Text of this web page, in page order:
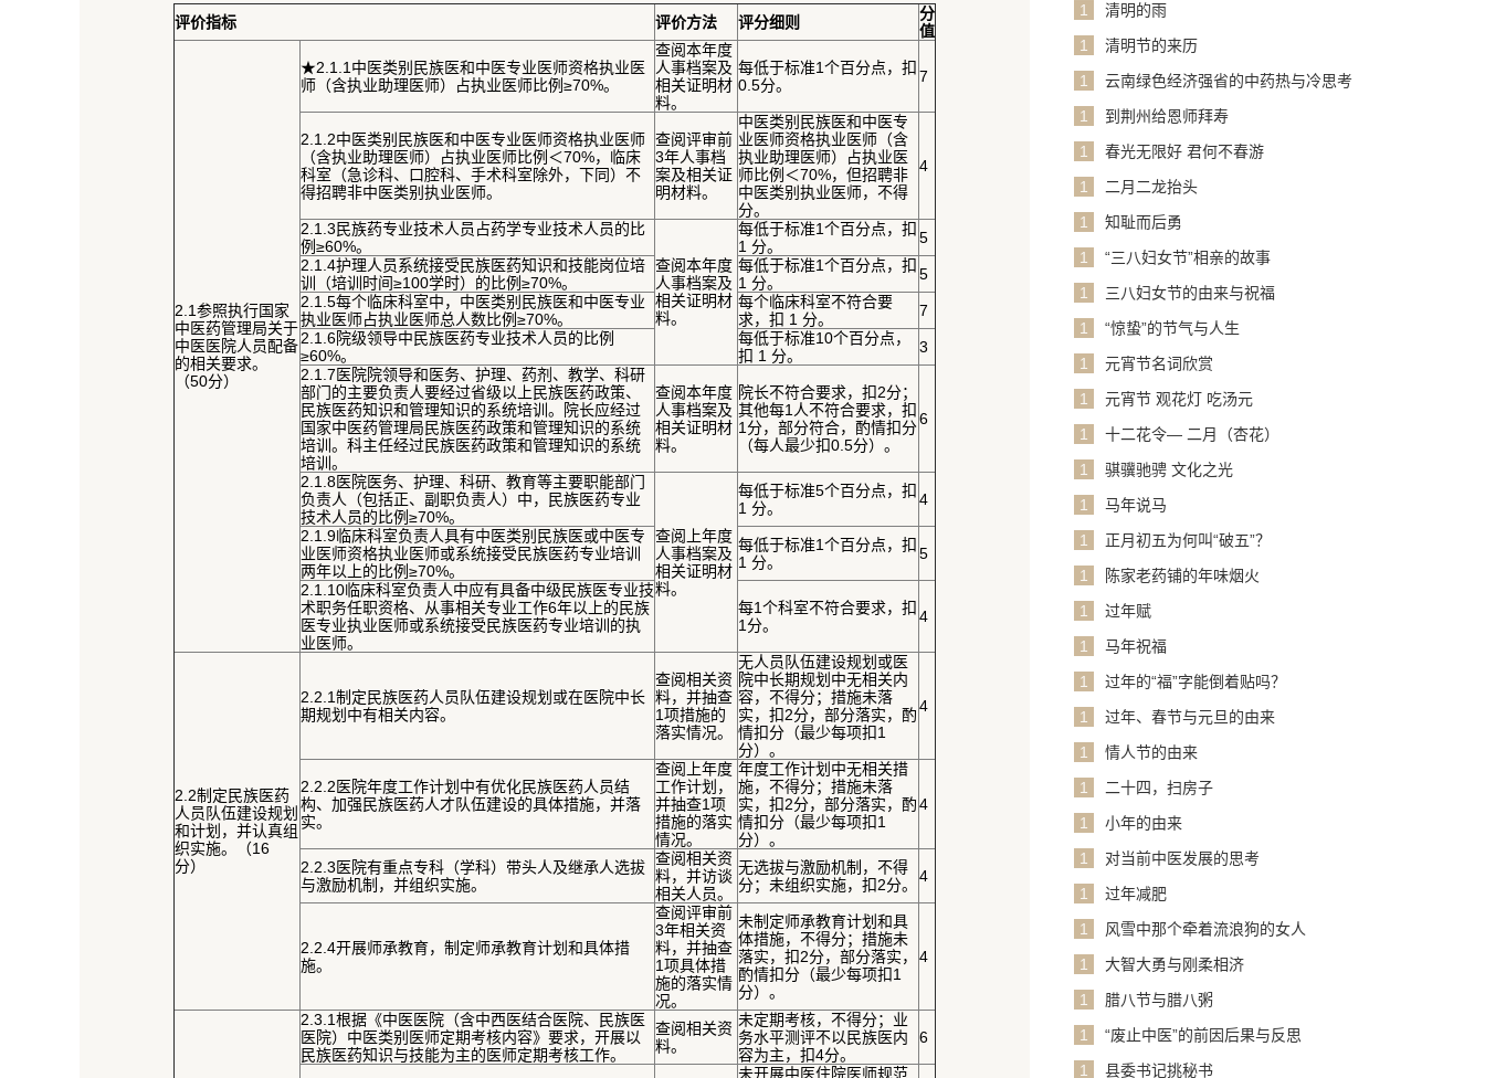
评价指标 评价方法 评分细则
分
值
2.1参照执行国家
中医药管理局关于
中医医院人员配备
的相关要求。
（50分）
★2.1.1中医类别民族医和中医专业医师资格执业医
师（含执业助理医师）占执业医师比例≥70%。
查阅本年度
人事档案及
相关证明材
料。
每低于标准1个百分点，扣
0.5分。
7
2.1.2中医类别民族医和中医专业医师资格执业医师
（含执业助理医师）占执业医师比例＜70%，临床
科室（急诊科、口腔科、手术科室除外，下同）不
得招聘非中医类别执业医师。
查阅评审前
3年人事档
案及相关证
明材料。
中医类别民族医和中医专
业医师资格执业医师（含
执业助理医师）占执业医
师比例＜70%，但招聘非
中医类别执业医师，不得
分。
4
2.1.3民族药专业技术人员占药学专业技术人员的比
例≥60%。
查阅本年度
人事档案及
相关证明材
料。
每低于标准1个百分点，扣
1 分。
5
2.1.4护理人员系统接受民族医药知识和技能岗位培
训（培训时间≥100学时）的比例≥70%。
每低于标准1个百分点，扣
1 分。
5
2.1.5每个临床科室中，中医类别民族医和中医专业
执业医师占执业医师总人数比例≥70%。
每个临床科室不符合要
求，扣 1 分。
7
2.1.6院级领导中民族医药专业技术人员的比例
≥60%。
每低于标准10个百分点，
扣 1 分。
3
2.1.7医院院领导和医务、护理、药剂、教学、科研
部门的主要负责人要经过省级以上民族医药政策、
民族医药知识和管理知识的系统培训。院长应经过
国家中医药管理局民族医药政策和管理知识的系统
培训。科主任经过民族医药政策和管理知识的系统
培训。
查阅本年度
人事档案及
相关证明材
料。
院长不符合要求，扣2分；
其他每1人不符合要求，扣
1分，部分符合，酌情扣分
（每人最少扣0.5分）。
6
2.1.8医院医务、护理、科研、教育等主要职能部门
负责人（包括正、副职负责人）中，民族医药专业
技术人员的比例≥70%。
查阅上年度
人事档案及
相关证明材
料。
每低于标准5个百分点，扣
1 分。
4
2.1.9临床科室负责人具有中医类别民族医或中医专
业医师资格执业医师或系统接受民族医药专业培训
两年以上的比例≥70%。
每低于标准1个百分点，扣
1 分。
5
2.1.10临床科室负责人中应有具备中级民族医专业技
术职务任职资格、从事相关专业工作6年以上的民族
医专业执业医师或系统接受民族医药专业培训的执
业医师。
每1个科室不符合要求，扣
1分。
4
2.2制定民族医药
人员队伍建设规划
和计划，并认真组
织实施。（16
分）
2.2.1制定民族医药人员队伍建设规划或在医院中长
期规划中有相关内容。
查阅相关资
料，并抽查
1项措施的
落实情况。
无人员队伍建设规划或医
院中长期规划中无相关内
容，不得分；措施未落
实，扣2分，部分落实，酌
情扣分（最少每项扣1
分）。
4
2.2.2医院年度工作计划中有优化民族医药人员结
构、加强民族医药人才队伍建设的具体措施，并落
实。
查阅上年度
工作计划，
并抽查1项
措施的落实
情况。
年度工作计划中无相关措
施，不得分；措施未落
实，扣2分，部分落实，酌
情扣分（最少每项扣1
分）。
4
2.2.3医院有重点专科（学科）带头人及继承人选拔
与激励机制，并组织实施。
查阅相关资
料，并访谈
相关人员。
无选拔与激励机制，不得
分；未组织实施，扣2分。
4
2.2.4开展师承教育，制定师承教育计划和具体措
施。
查阅评审前
3年相关资
料，并抽查
1项具体措
施的落实情
况。
未制定师承教育计划和具
体措施，不得分；措施未
落实，扣2分，部分落实，
酌情扣分（最少每项扣1
分）。
4
2.3.1根据《中医医院（含中西医结合医院、民族医
医院）中医类别医师定期考核内容》要求，开展以
民族医药知识与技能为主的医师定期考核工作。
查阅相关资
料。
未定期考核，不得分；业
务水平测评不以民族医内
容为主，扣4分。
6
未开展中医住院医师规范
1
清明的雨
1
清明节的来历
1
云南绿色经济强省的中药热与冷思考
1
到荆州给恩师拜寿
1
春光无限好 君何不春游
1
二月二龙抬头
1
知耻而后勇
1
“三八妇女节”相亲的故事
1
三八妇女节的由来与祝福
1
“惊蛰”的节气与人生
1
元宵节名词欣赏
1
元宵节 观花灯 吃汤元
1
十二花令— 二月（杏花）
1
骐骥驰骋 文化之光
1
马年说马
1
正月初五为何叫“破五”？
1
陈家老药铺的年味烟火
1
过年赋
1
马年祝福
1
过年的“福”字能倒着贴吗？
1
过年、春节与元旦的由来
1
情人节的由来
1
二十四，扫房子
1
小年的由来
1
对当前中医发展的思考
1
过年减肥
1
风雪中那个牵着流浪狗的女人
1
大智大勇与刚柔相济
1
腊八节与腊八粥
1
“废止中医”的前因后果与反思
1
县委书记挑秘书